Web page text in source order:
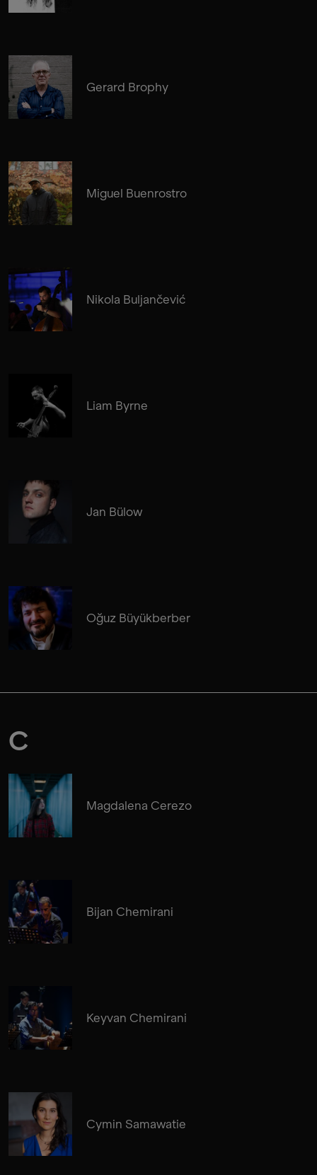
Gerard Brophy
Miguel Buenrostro
Nikola Buljančević
Liam Byrne
Jan Bülow
Oğuz Büyükberber
C
Magdalena Cerezo
Bijan Chemirani
Keyvan Chemirani
Cymin Samawatie